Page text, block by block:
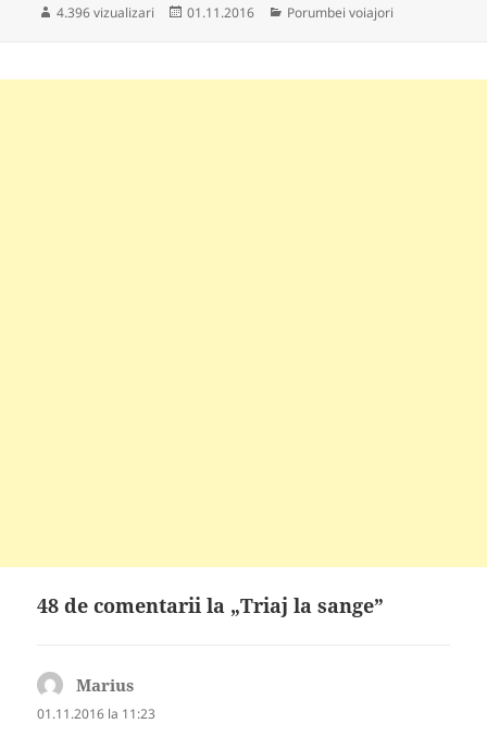
4.396 vizualizari
Publicat
01.11.2016 Categorii
Porumbei voiajori
48 de comentarii la „Triaj la sange”
Marius
01.11.2016 la 11:23